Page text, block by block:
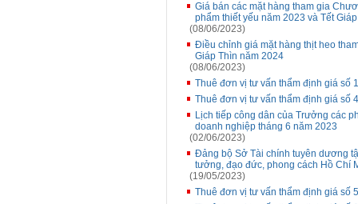
Giá bán các mặt hàng tham gia
phẩm thiết yếu năm 2023 và Tết
(08/06/2023)
Điều chỉnh giá mặt hàng thịt heo
Giáp Thìn năm 2024
(08/06/2023)
Thuê đơn vị tư vấn thẩm định giá số
Thuê đơn vị tư vấn thẩm định giá số
Lịch tiếp công dân của Trưởng các
doanh nghiệp tháng 6 năm 2023
(02/06/2023)
Đảng bộ Sở Tài chính tuyên dương
tưởng, đạo đức, phong cách Hồ Chí
(19/05/2023)
Thuê đơn vị tư vấn thẩm định giá số